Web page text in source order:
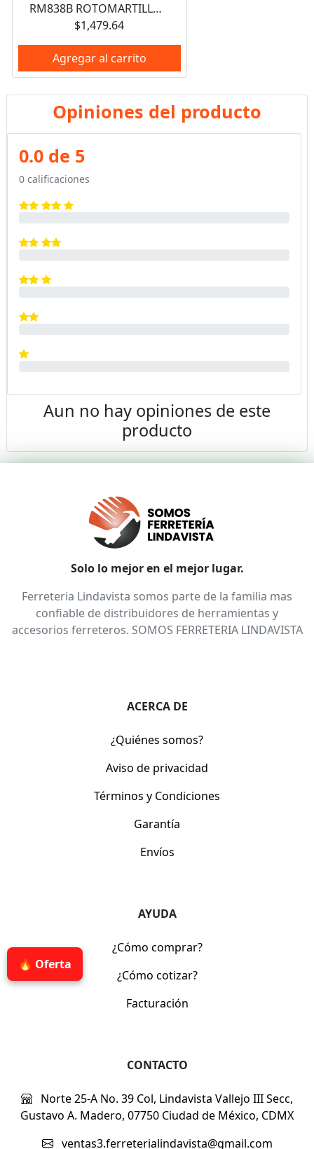
🔥 Oferta
RM838B ROTOMARTILLO 3/8" 850 W 120 V, 0 - 2,700 RPM URREA
$1,479.64
Agregar al carrito
Opiniones del producto
Aun no hay opiniones de este
producto
0.0 de 5
0 calificaciones
Solo lo mejor en el mejor lugar.
Ferreteria Lindavista somos parte de la familia mas
confiable de distribuidores de herramientas y
accesorios ferreteros. SOMOS FERRETERIA LINDAVISTA
ACERCA DE
¿Quiénes somos?
Aviso de privacidad
Términos y Condiciones
Garantía
Envíos
AYUDA
¿Cómo comprar?
¿Cómo cotizar?
Facturación
CONTACTO
Norte 25-A No. 39 Col, Lindavista Vallejo III Secc,
Gustavo A. Madero, 07750 Ciudad de México, CDMX
ventas3.ferreterialindavista@gmail.com